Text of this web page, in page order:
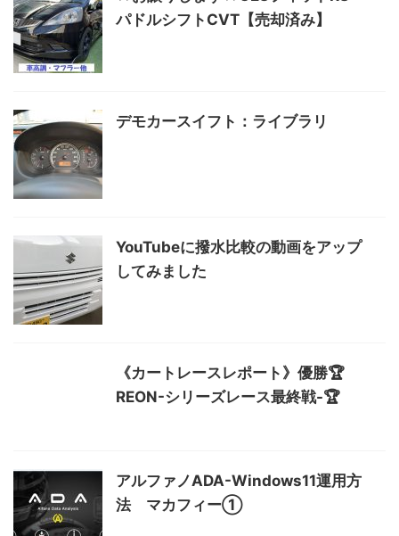
パドルシフトCVT【売却済み】
デモカースイフト：ライブラリ
YouTubeに撥水比較の動画をアップ
してみました
《カートレースレポート》優勝🏆
REON-シリーズレース最終戦-🏆
アルファノADA-Windows11運用方
法 マカフィー①